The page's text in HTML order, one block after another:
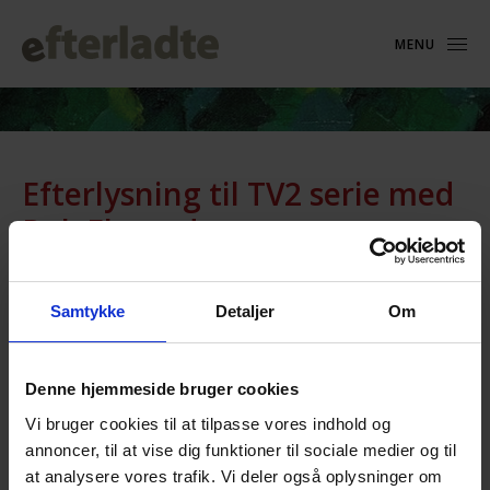
Samtykke Detaljer Om
Denne hjemmeside bruger cookies
Vi bruger cookies til at tilpasse vores indhold og
annoncer, til at vise dig funktioner til sociale medier og til
at analysere vores trafik. Vi deler også oplysninger om
MENU
Efterlysning til TV2 serie med
Puk Elgaard
Tid: 08-06-2016 00:00
Om afdødekontakt.
Kære alle
Vi er et produktionsselskab ved navn The Compound, der
arbejder på en TV2-serie med Puk Elgaard som vært, hvor
vi følger en række danskere med et alternativt syn på